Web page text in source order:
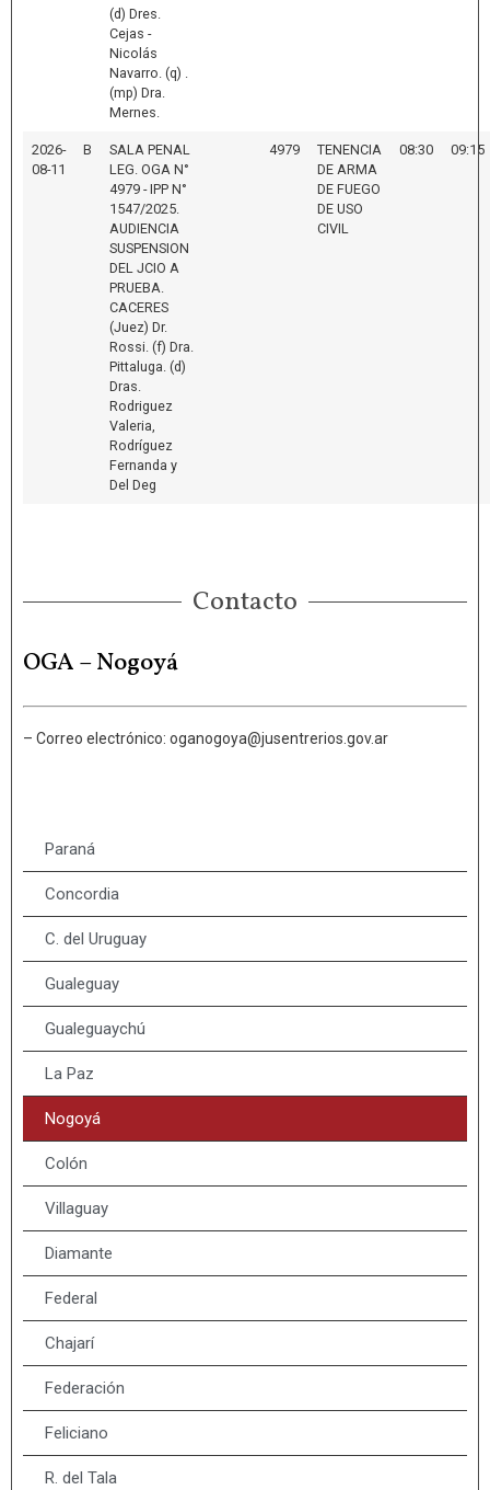
(d) Dres.
Cejas -
Nicolás
Navarro. (q) .
(mp) Dra.
Mernes.
2026-
08-11
B
SALA PENAL
LEG. OGA N°
4979 - IPP N°
1547/2025.
AUDIENCIA
SUSPENSION
DEL JCIO A
PRUEBA.
CACERES
(Juez) Dr.
Rossi. (f) Dra.
Pittaluga. (d)
Dras.
Rodriguez
Valeria,
Rodríguez
Fernanda y
Del Deg
4979
TENENCIA
DE ARMA
DE FUEGO
DE USO
CIVIL
08:30 09:15
Contacto
OGA – Nogoyá
– Correo electrónico: oganogoya@jusentrerios.gov.ar
Paraná
Concordia
C. del Uruguay
Gualeguay
Gualeguaychú
La Paz
Nogoyá
Colón
Villaguay
Diamante
Federal
Chajarí
Federación
Feliciano
R. del Tala